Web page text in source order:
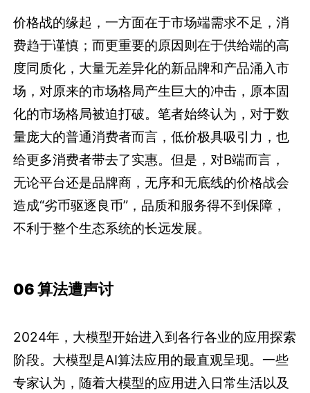
价格战的缘起，一方面在于市场端需求不足，消
费趋于谨慎；而更重要的原因则在于供给端的高
度同质化，大量无差异化的新品牌和产品涌入市
场，对原来的市场格局产生巨大的冲击，原本固
化的市场格局被迫打破。笔者始终认为，对于数
量庞大的普通消费者而言，低价极具吸引力，也
给更多消费者带去了实惠。但是，对B端而言，
无论平台还是品牌商，无序和无底线的价格战会
造成“劣币驱逐良币”，品质和服务得不到保障，
不利于整个生态系统的长远发展。
06 算法遭声讨
2024年，大模型开始进入到各行各业的应用探索
阶段。大模型是AI算法应用的最直观呈现。一些
专家认为，随着大模型的应用进入日常生活以及